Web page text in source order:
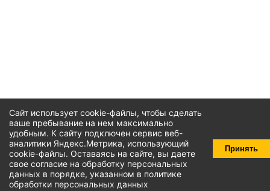
Сайт использует cookie-файлы, чтобы сделать
ваше пребывание на нем максимально
удобным. К cайту подключен сервис веб-
аналитики Яндекс.Метрика, использующий
cookie-файлы. Оставаясь на сайте, вы даете
свое согласие на обработку персональных
данных в порядке, указанном в политике
обработки персональных данных
Принять